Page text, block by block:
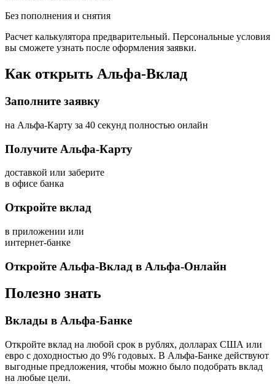
Без пополнения и снятия
Расчет калькулятора предварительный. Персональные условия
вы сможете узнать после оформления заявки.
Как открыть Альфа-Вклад
Заполните заявку
на Альфа-Карту за 40 секунд полностью онлайн
Получите Альфа-Карту
доставкой или заберите
в офисе банка
Откройте вклад
в приложении или
интернет-банке
Откройте Альфа-Вклад в Альфа-Онлайн
Полезно знать
Вклады в Альфа-Банке
Откройте вклад на любой срок в рублях, долларах США или
евро с доходностью до 9% годовых. В Альфа-Банке действуют
выгодные предложения, чтобы можно было подобрать вклад
на любые цели.